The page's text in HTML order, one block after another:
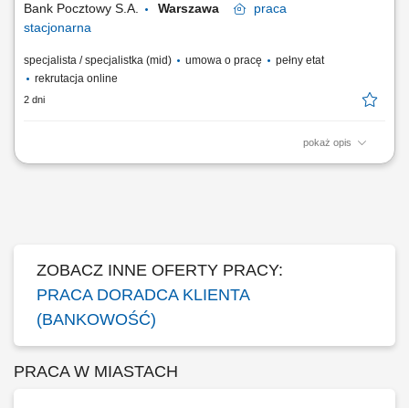
Bank Pocztowy S.A. Warszawa
praca
stacjonarna
specjalista / specjalistka (mid) umowa o pracę
pełny etat
rekrutacja online
2 dni
pokaż opis
Twój zakres obowiązków diagnozowanie potrzeb i oczekiwań Klientów,
ZOBACZ INNE OFERTY PRACY:
PRACA DORADCA KLIENTA
(BANKOWOŚĆ)
PRACA W MIASTACH